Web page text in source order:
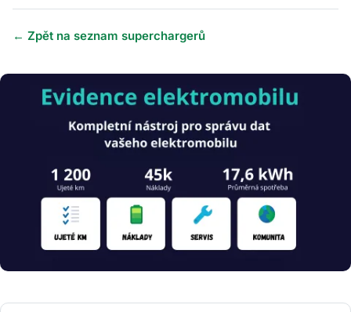
← Zpět na seznam superchargerů
Obrázek